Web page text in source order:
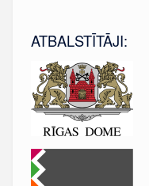
ATBALSTĪTĀJI: